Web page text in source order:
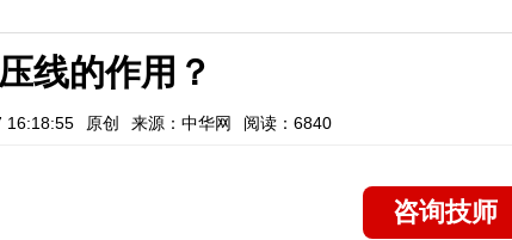
线的作用？
16:18:55 原创 来源：中华网 阅读：6840
咨询技师